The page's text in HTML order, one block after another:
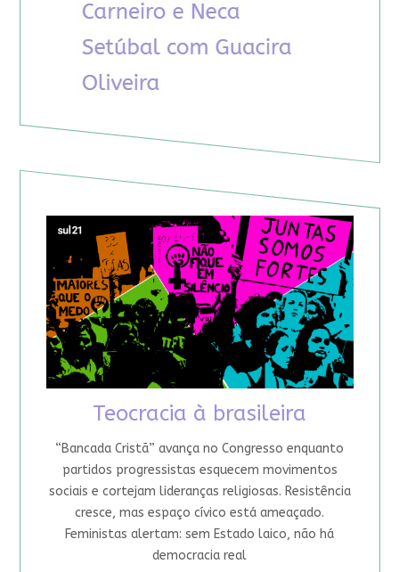
Teocracia à brasileira
“Bancada Cristã” avança no Congresso enquanto
partidos progressistas esquecem movimentos
sociais e cortejam lideranças religiosas. Resistência
cresce, mas espaço cívico está ameaçado.
Feministas alertam: sem Estado laico, não há
democracia real